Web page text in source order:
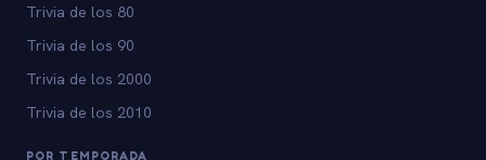
Trivia de los 80
Trivia de los 90
Trivia de los 2000
Trivia de los 2010
POR TEMPORADA